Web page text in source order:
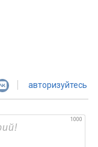
авторизуйтесь
1000